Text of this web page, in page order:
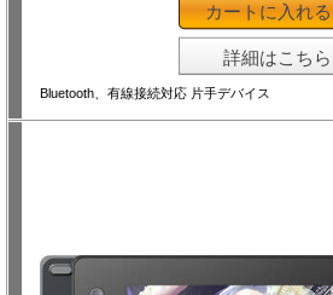
カートに入れる
詳細はこちら
Bluetooth、有線接続対応 片手デバイス